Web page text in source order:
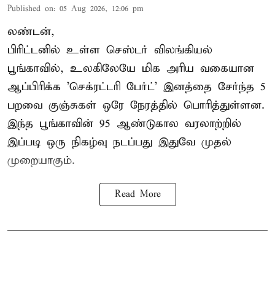
Published on: 05 Aug 2026, 12:06 pm
லண்டன்,
பிரிட்டனில் உள்ள செஸ்டர் விலங்கியல்
பூங்காவில், உலகிலேயே மிக அரிய வகையான
ஆப்பிரிக்க 'செக்ரட்டரி பேர்ட்' இனத்தை சேர்ந்த 5
பறவை குஞ்சுகள் ஒரே நேரத்தில் பொரித்துள்ளன.
இந்த பூங்காவின் 95 ஆண்டுகால வரலாற்றில்
இப்படி ஒரு நிகழ்வு நடப்பது இதுவே முதல்
முறையாகும்.
Read More